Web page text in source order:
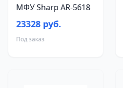
МФУ Sharp AR-5618
23328 руб.
Под заказ